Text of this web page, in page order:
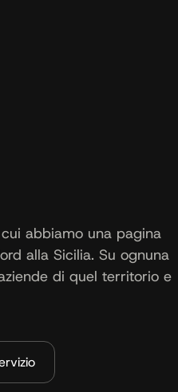
abbiamo una pagina
alla Sicilia. Su ognuna
di quel territorio e